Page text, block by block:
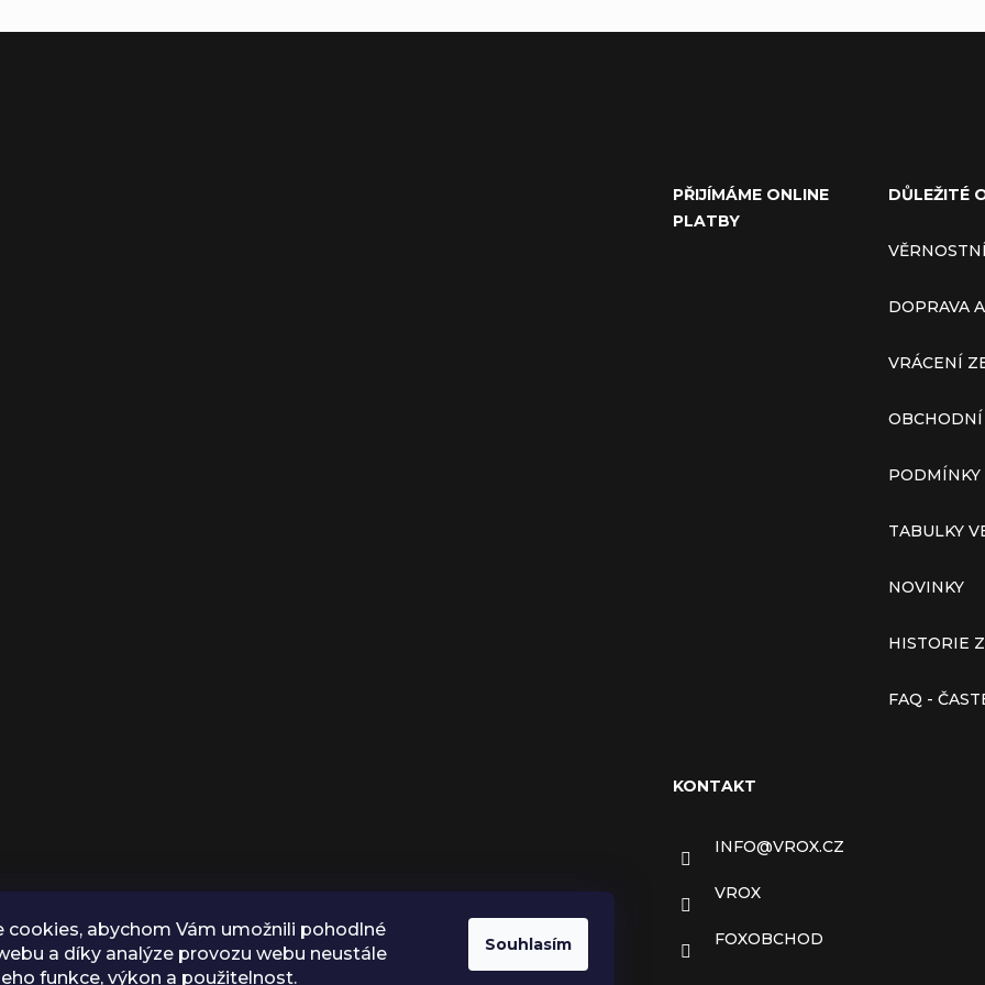
cookies, abychom Vám umožnili pohodlné
a díky analýze provozu webu neustále
funkce, výkon a použitelnost.
Souhlasím
PŘIJÍMÁME ONLINE
PLATBY
DŮLEŽITÉ
DOPRAVA
VRÁCENÍ
PODMÍNKY
TABULKY
NOVINKY
HISTORIE
FAQ -
KONTAKT
INFO@VROX.CZ
VROX
FOXOBCHOD